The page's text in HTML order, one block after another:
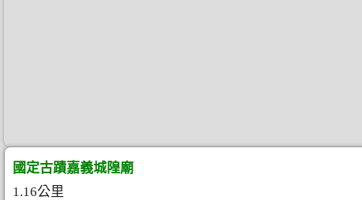
國定古蹟嘉義城隍廟
1.16公里